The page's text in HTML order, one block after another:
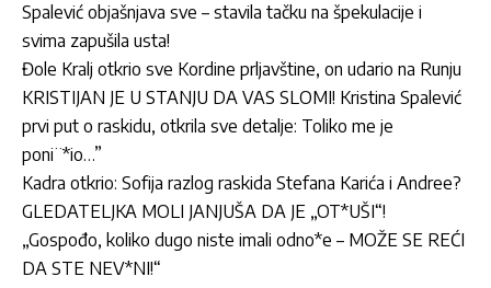
Spalević objašnjava sve – stavila tačku na špekulacije i
svima zapušila usta!
Đole Kralj otkrio sve Kordine prljavštine, on udario na Runju
KRISTIJAN JE U STANJU DA VAS SLOMI! Kristina Spalević
prvi put o raskidu, otkrila sve detalje: Toliko me je
poni¨*io…”
Kadra otkrio: Sofija razlog raskida Stefana Karića i Andree?
GLEDATELJKA MOLI JANJUŠA DA JE „OT*UŠI“!
„Gospođo, koliko dugo niste imali odno*e – MOŽE SE REĆI
DA STE NEV*NI!“